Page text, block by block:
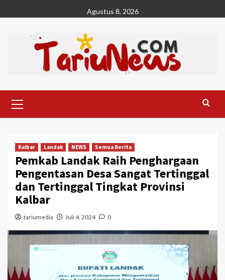
to
Agustus 8, 2026
Menu
Kalbar Landak NEWS Semua Berita
Pemkab Landak Raih Penghargaan
Pengentasan Desa Sangat Tertinggal
dan Tertinggal Tingkat Provinsi
Kalbar
tariumedia Juli 4, 2024 0